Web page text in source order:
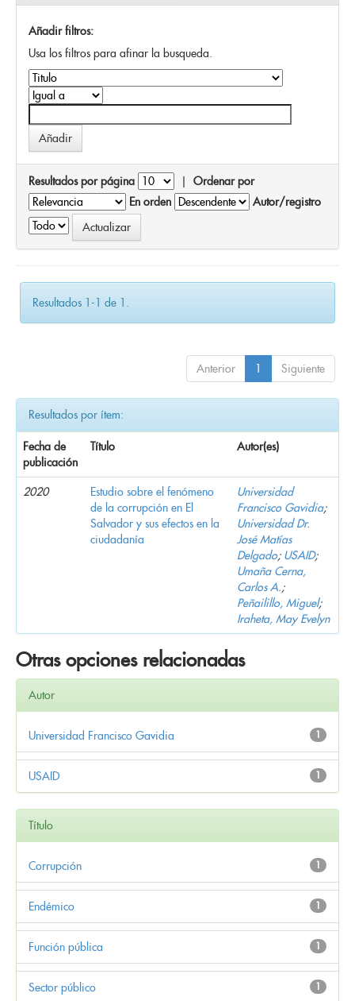
Añadir filtros:
Usa los filtros para afinar la busqueda.
Resultados por página | Ordenar por
En orden
Autor/registro
Resultados 1-1 de 1.
Anterior 1 Siguiente
Resultados por ítem:
Fecha de
publicación
Título Autor(es)
2020
Estudio sobre el fenómeno
de la corrupción en El
Salvador y sus efectos en la
ciudadanía
Universidad
Francisco Gavidia;
Universidad Dr.
José Matías
Delgado; USAID;
Umaña Cerna,
Carlos A.;
Peñailillo, Miguel;
Iraheta, May Evelyn
Otras opciones relacionadas
Autor
1
Universidad Francisco Gavidia
1
USAID
Título
1
Corrupción
1
Endémico
1
Función pública
1
Sector público